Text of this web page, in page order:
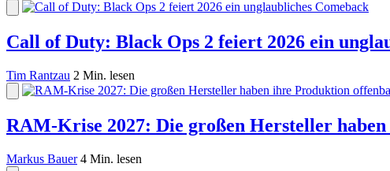
Call of Duty: Black Ops 2 feiert 2026 ein
Tim Rantzau 2 Min. lesen
RAM-Krise 2027: Die großen Hersteller
Markus Bauer 4 Min. lesen